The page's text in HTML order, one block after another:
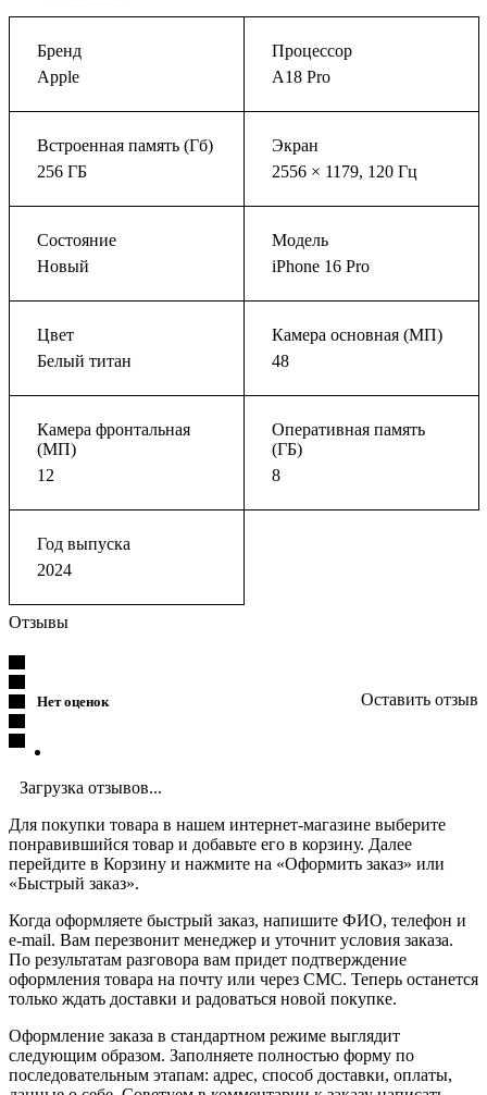
Бренд
Apple
Процессор
A18 Pro
Встроенная память (Гб)
256 ГБ
Экран
2556 × 1179, 120 Гц
Состояние
Новый
Модель
iPhone 16 Pro
Цвет
Белый титан
Камера основная (МП)
48
Камера фронтальная
(МП)
12
Оперативная память
(ГБ)
8
Год выпуска
2024
Отзывы
Нет оценок Оставить отзыв
Загрузка отзывов...
Для покупки товара в нашем интернет-магазине выберите
понравившийся товар и добавьте его в корзину. Далее
перейдите в Корзину и нажмите на «Оформить заказ» или
«Быстрый заказ».
Когда оформляете быстрый заказ, напишите ФИО, телефон и
e-mail. Вам перезвонит менеджер и уточнит условия заказа.
По результатам разговора вам придет подтверждение
оформления товара на почту или через СМС. Теперь останется
только ждать доставки и радоваться новой покупке.
Оформление заказа в стандартном режиме выглядит
следующим образом. Заполняете полностью форму по
последовательным этапам: адрес, способ доставки, оплаты,